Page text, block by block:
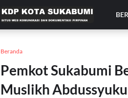
Beranda
Pemkot Sukabumi
Muslikh